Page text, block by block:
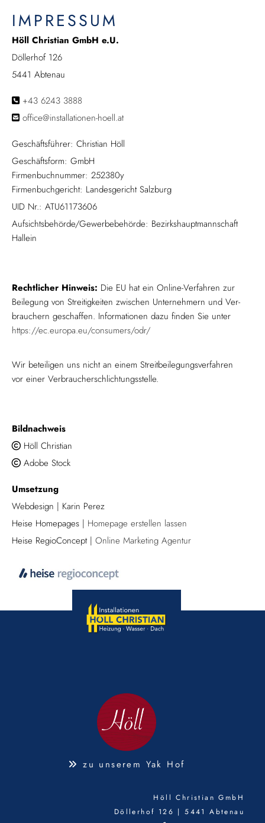
IMPRESSUM
Höll Christian GmbH e.U.
Döllerhof 126
5441 Abtenau
 +43 6243 3888
 office@installationen-hoell.at
Geschäftsführer: Christian Höll
Geschäftsform: GmbH
Firmenbuchnummer: 252380y
Firmenbuchgericht: Landesgericht Salzburg
UID Nr.: ATU61173606
Aufsichtsbehörde/Gewerbebehörde: Bezirkshauptmannschaft
Hallein
Recht­li­cher Hin­weis: Die EU hat ein On­line-Ver­fah­ren zur
Bei­le­gung von Strei­tig­kei­ten zwi­schen Un­ter­neh­mern und Ver­
brau­chern ge­schaf­fen. In­for­ma­tio­nen dazu fin­den Sie unter
https://ec.europa.eu/consumers/odr/
Wir be­tei­ligen uns nicht an einem Streit­bei­le­gungs­ver­fah­ren
vor einer Ver­brau­cher­schlich­tungs­stel­le.
Bild­nach­weis
 Höll Christian
 Adobe Stock
Um­set­zung
Webdesign | Karin Perez
Heise Home­pages | Home­page er­stel­len las­sen
Heise Re­gio­Con­cept | On­line Mar­ke­ting Agen­tur
 zu unserem Yak Hof
Höll Christian GmbH
Döllerhof 126 | 5441 Abtenau